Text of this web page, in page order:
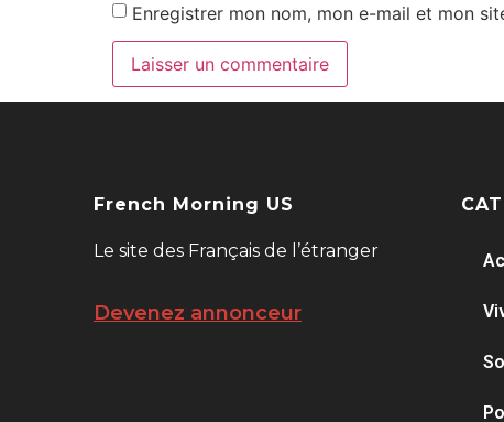
Enregistrer mon nom, mon e-mail et mon
French Morning US
Le site des Français de l’étranger
Devenez annonceur